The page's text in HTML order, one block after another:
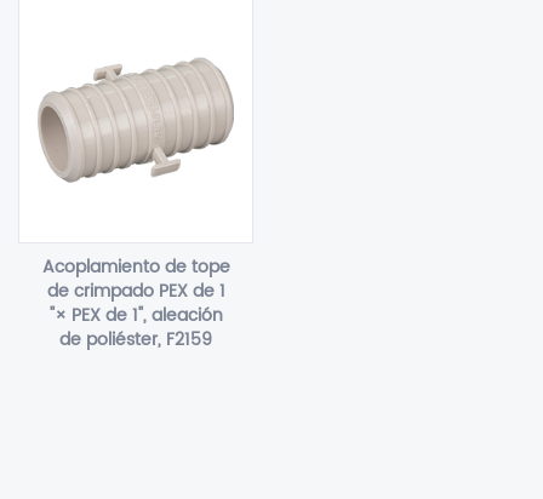
Acoplamiento de tope
de crimpado PEX de 1
"× PEX de 1", aleación
de poliéster, F2159